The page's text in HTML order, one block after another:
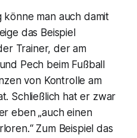
könne man auch damit
das Beispiel
Trainer, der am
Pech beim Fußball
von Kontrolle am
Schließlich hat er zwar
eben „auch einen
Zum Beispiel das